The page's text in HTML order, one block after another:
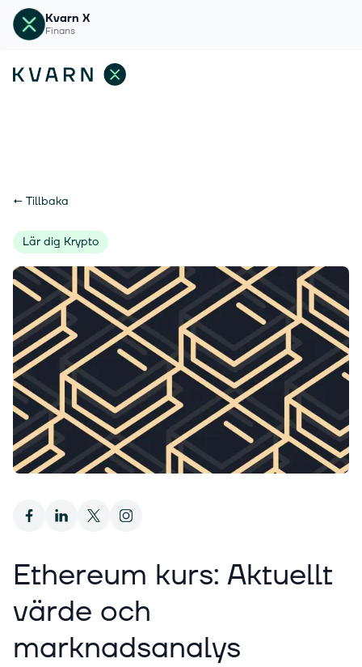
Kvarn X
Finans
← Tillbaka
Lär dig Krypto
Ethereum kurs: Aktuellt
värde och
marknadsanalys